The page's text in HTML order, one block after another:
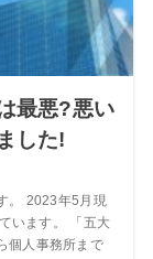
最悪?悪い
した!
。 2023年5月現
います。 「五大
個人事務所まで